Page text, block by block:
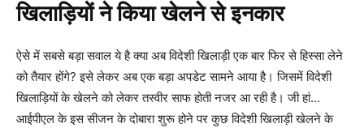
खिलाड़ियों ने किया खेलने से इनकार
ऐसे में सबसे बड़ा सवाल ये है क्या अब विदेशी खिलाड़ी एक बार फिर से हिस्सा लेने
को तैयार होंगे? इसे लेकर अब एक बड़ा अपडेट सामने आया है। जिसमें विदेशी
खिलाड़ियों के खेलने को लेकर तस्वीर साफ होती नजर आ रही है। जी हां…
आईपीएल के इस सीजन के दोबारा शुरू होने पर कुछ विदेशी खिलाड़ी खेलने के